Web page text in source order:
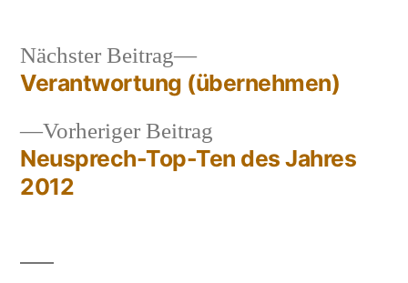
Beitragsnavigation
Vorheriger Beitrag
Beitrag:
Neusprech-Top-Ten des Jahres
2012
Nächster Beitrag
Nächster
Beitrag:
Verantwortung (übernehmen)